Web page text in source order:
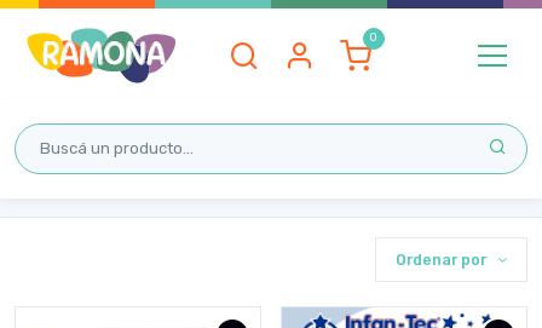
Inicio LACTANCIA
Ordenar por